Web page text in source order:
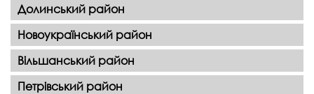
Долинський район
Новоукраїнський район
Вільшанський район
Петрівський район